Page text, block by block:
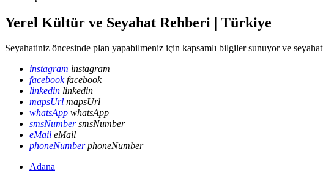
Yerel Kültür ve Seyahat Rehberi | Türkiye
Seyahatiniz öncesinde plan yapabilmeniz için kapsamlı bilgiler sunuyor ve
instagram instagram
facebookfacebook
linkedin linkedin
mapsUrl mapsUrl
whatsApp whatsApp
smsNumbersmsNumber
eMail eMail
phoneNumberphoneNumber
Adana